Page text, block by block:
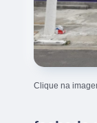
Clique na